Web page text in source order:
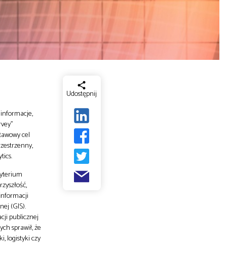
cel
(GIS).
publicznej
sprawił, że
logistyki czy
Udostępnij